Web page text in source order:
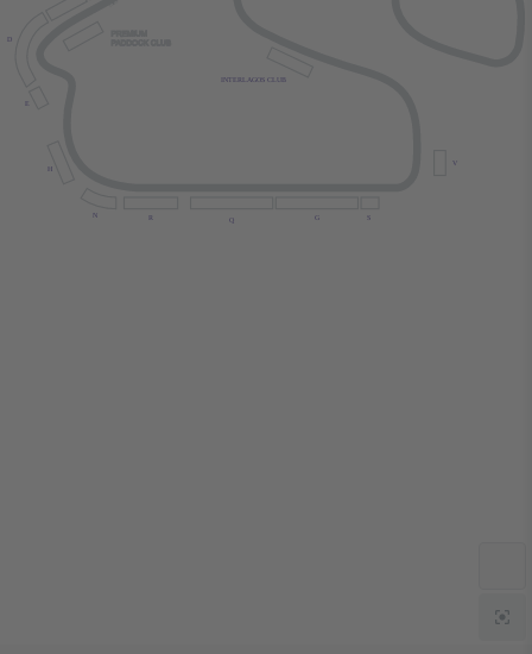
INTERLAGOS CLUB
D
E
H
N R Q G S
V